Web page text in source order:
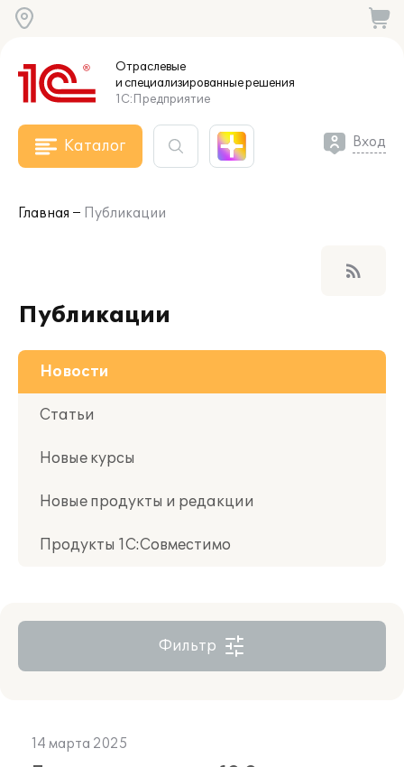
Отраслевые
и специализированныерешения
1С:Предприятие
Каталог Вход
Главная Публикации
Публикации
rss_feed
Новости
Статьи
Новые курсы
Новые продукты и редакции
Продукты 1С:Совместимо
Фильтр
14 марта 2025